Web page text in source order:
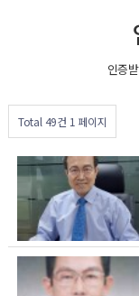
인증
Total 49건 1 페이지